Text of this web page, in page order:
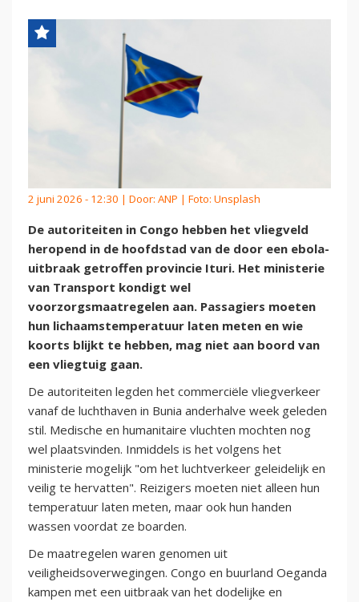
2 juni 2026 - 12:30 | Door: ANP | Foto: Unsplash
De autoriteiten in Congo hebben het vliegveld
heropend in de hoofdstad van de door een ebola-
uitbraak getroffen provincie Ituri. Het ministerie
van Transport kondigt wel
voorzorgsmaatregelen aan. Passagiers moeten
hun lichaamstemperatuur laten meten en wie
koorts blijkt te hebben, mag niet aan boord van
een vliegtuig gaan.
De autoriteiten legden het commerciële vliegverkeer
vanaf de luchthaven in Bunia anderhalve week geleden
stil. Medische en humanitaire vluchten mochten nog
wel plaatsvinden. Inmiddels is het volgens het
ministerie mogelijk "om het luchtverkeer geleidelijk en
veilig te hervatten". Reizigers moeten niet alleen hun
temperatuur laten meten, maar ook hun handen
wassen voordat ze boarden.
De maatregelen waren genomen uit
veiligheidsoverwegingen. Congo en buurland Oeganda
kampen met een uitbraak van het dodelijke en